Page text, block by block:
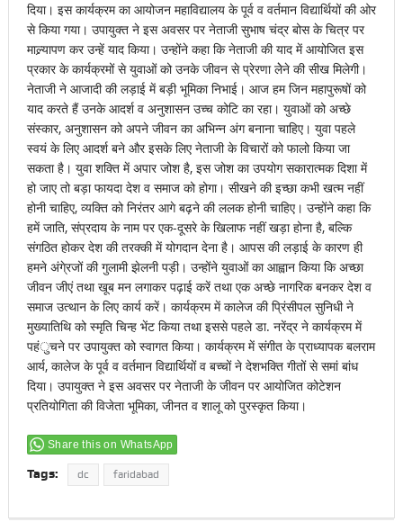
दिया। इस कार्यक्रम का आयोजन महाविद्यालय के पूर्व व वर्तमान विद्यार्थियों की ओर
से किया गया। उपायुक्त ने इस अवसर पर नेताजी सुभाष चंद्र बोस के चित्र पर
माल्र्यापण कर उन्हें याद किया। उन्होंने कहा कि नेताजी की याद में आयोजित इस
प्रकार के कार्यक्रमों से युवाओं को उनके जीवन से प्रेरणा लेेने की सीख मिलेगी।
नेताजी ने आजादी की लड़ाई में बड़ी भूमिका निभाई। आज हम जिन महापुरूषों को
याद करते हैं उनके आदर्श व अनुशासन उच्च कोटि का रहा। युवाओं को अच्छे
संस्कार, अनुशासन को अपने जीवन का अभिन्न अंग बनाना चाहिए। युवा पहले
स्वयं के लिए आदर्श बने और इसके लिए नेताजी के विचारों को फालो किया जा
सकता है। युवा शक्ति में अपार जोश है, इस जोश का उपयोग सकारात्मक दिशा में
हो जाए तो बड़ा फायदा देश व समाज को होगा। सीखने की इच्छा कभी खत्म नहीं
होनी चाहिए, व्यक्ति को निरंतर आगे बढ़ने की ललक होनी चाहिए। उन्होंने कहा कि
हमें जाति, संप्रदाय के नाम पर एक-दूसरे के खिलाफ नहीं खड़ा होना है, बल्कि
संगठित होकर देश की तरक्की में योगदान देना है। आपस की लड़ाई के कारण ही
हमने अंगे्रजों की गुलामी झेलनी पड़ी। उन्होंने युवाओं का आह्वान किया कि अच्छा
जीवन जीएं तथा खूब मन लगाकर पढ़ाई करें तथा एक अच्छे नागरिक बनकर देश व
समाज उत्थान के लिए कार्य करें। कार्यक्रम में कालेज की प्रिंसीपल सुनिधी ने
मुख्यातिथि को स्मृति चिन्ह भेंट किया तथा इससे पहले डा. नरेंद्र ने कार्यक्रम में
पहंुचने पर उपायुक्त को स्वागत किया। कार्यक्रम में संगीत के प्राध्यापक बलराम
आर्य, कालेज के पूर्व व वर्तमान विद्यार्थियों व बच्चों ने देशभक्ति गीतों से समां बांध
दिया। उपायुक्त ने इस अवसर पर नेताजी के जीवन पर आयोजित कोटेशन
प्रतियोगिता की विजेता भूमिका, जीनत व शालू को पुरस्कृत किया।
Share this on WhatsApp
Tags: dc faridabad